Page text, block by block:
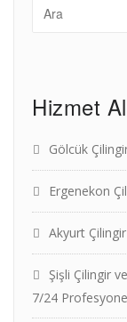
Hizmet
Gölcük
Ergenekon
Akyurt Çilingir
Şişli Çilingir
7/24